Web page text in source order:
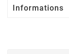
Informations